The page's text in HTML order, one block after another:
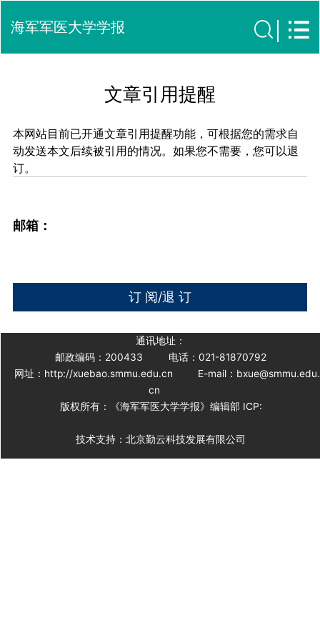
海军军医大学学报
文章引用提醒
本网站目前已开通文章引用提醒功能，可根据您的需求自
动发送本文后续被引用的情况。如果您不需要，您可以退
订。
邮箱：
通讯地址：
邮政编码：200433
电话：021-81870792
网址：http://xuebao.smmu.edu.cn
E-mail：bxue@smmu.edu.
cn
版权所有：《海军军医大学学报》编辑部 ICP:
技术支持：北京勤云科技发展有限公司